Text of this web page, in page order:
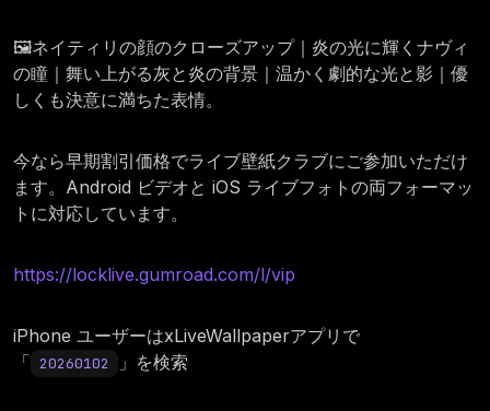
🖼️ネイティリの顔のクローズアップ｜炎の光に輝くナヴィ
の瞳｜舞い上がる灰と炎の背景｜温かく劇的な光と影｜優
しくも決意に満ちた表情。
今なら早期割引価格でライブ壁紙クラブにご参加いただけ
ます。Android ビデオと iOS ライブフォトの両フォーマッ
トに対応しています。
https://locklive.gumroad.com/l/vip
iPhone ユーザーはxLiveWallpaperアプリで
「 20260102 」を検索